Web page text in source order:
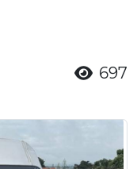
697